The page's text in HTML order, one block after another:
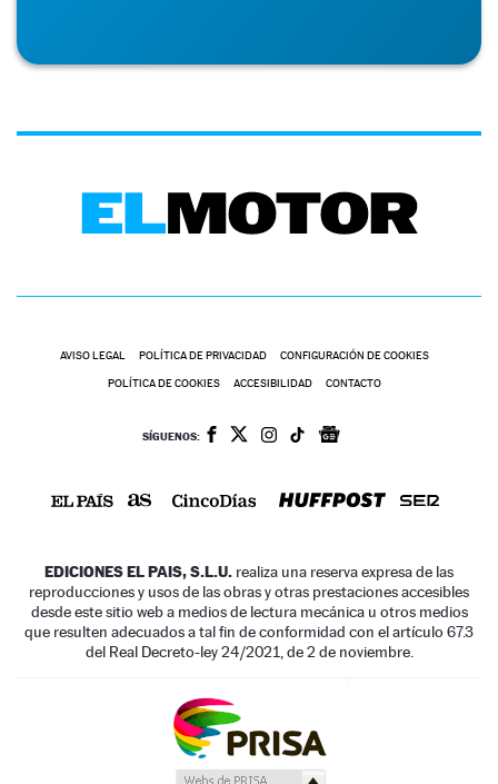
AVISO LEGAL POLÍTICA DE PRIVACIDAD CONFIGURACIÓN DE COOKIES
POLÍTICA DE COOKIES ACCESIBILIDAD CONTACTO
SÍGUENOS:
EDICIONES EL PAIS, S.L.U. realiza una reserva expresa de las
reproducciones y usos de las obras y otras prestaciones accesibles
desde este sitio web a medios de lectura mecánica u otros medios
que resulten adecuados a tal fin de conformidad con el artículo 67.3
del Real Decreto-ley 24/2021, de 2 de noviembre.